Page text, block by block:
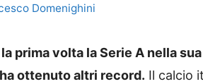
Domenighini
prima volta la Serie A nella
ottenuto altri record. Il calcio